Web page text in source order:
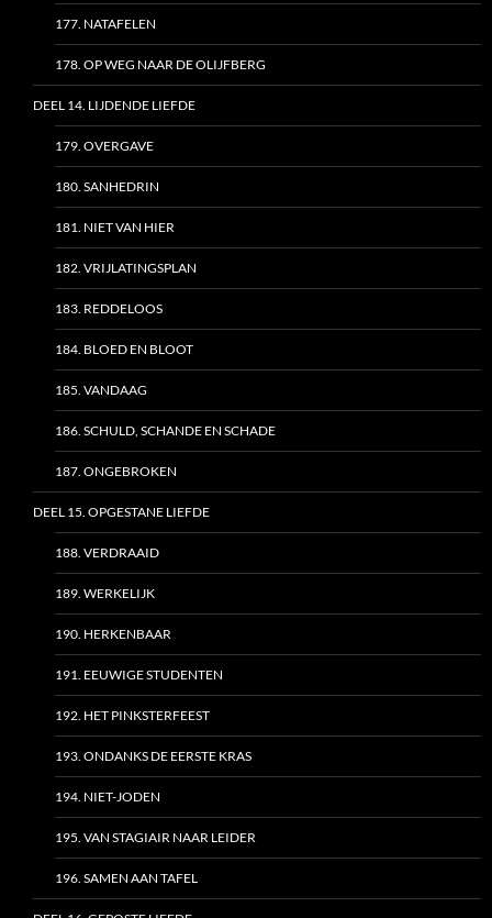
177. NATAFELEN
178. OP WEG NAAR DE OLIJFBERG
DEEL 14. LIJDENDE LIEFDE
179. OVERGAVE
180. SANHEDRIN
181. NIET VAN HIER
182. VRIJLATINGSPLAN
183. REDDELOOS
184. BLOED EN BLOOT
185. VANDAAG
186. SCHULD, SCHANDE EN SCHADE
187. ONGEBROKEN
DEEL 15. OPGESTANE LIEFDE
188. VERDRAAID
189. WERKELIJK
190. HERKENBAAR
191. EEUWIGE STUDENTEN
192. HET PINKSTERFEEST
193. ONDANKS DE EERSTE KRAS
194. NIET-JODEN
195. VAN STAGIAIR NAAR LEIDER
196. SAMEN AAN TAFEL